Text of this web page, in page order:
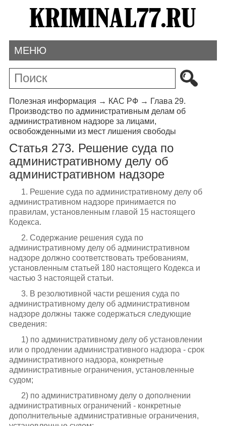
МЕНЮ
Полезная информация → КАС РФ→ Глава 29.
Производство по административным делам об
административном надзоре за лицами,
освобожденными из мест лишения свободы
Статья 273. Решение суда по
административному делу об
административном надзоре
1. Решение суда по административному делу об
административном надзоре принимается по
правилам, установленным главой 15 настоящего
Кодекса.
2. Содержание решения суда по
административному делу об административном
надзоре должно соответствовать требованиям,
установленным статьей 180 настоящего Кодекса и
частью 3 настоящей статьи.
3. В резолютивной части решения суда по
административному делу об административном
надзоре должны также содержаться следующие
сведения:
1) по административному делу об установлении
или о продлении административного надзора - срок
административного надзора, конкретные
административные ограничения, установленные
судом;
2) по административному делу о дополнении
административных ограничений - конкретные
дополнительные административные ограничения,